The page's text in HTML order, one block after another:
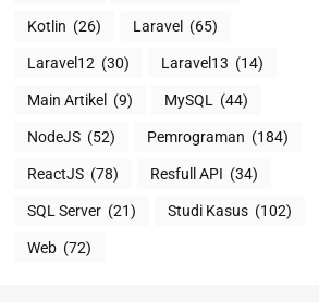
Kotlin (26) Laravel (65)
Laravel12 (30) Laravel13 (14)
Main Artikel (9) MySQL (44)
NodeJS (52) Pemrograman (184)
ReactJS (78) Resfull API (34)
SQL Server (21) Studi Kasus (102)
Web (72)